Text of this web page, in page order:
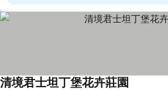
清境君士坦丁堡花卉莊園